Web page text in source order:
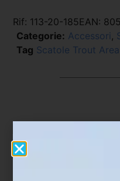
Rif: 113-20-185EAN:
Categorie: Accessori ,
Tag Scatole Trout Area